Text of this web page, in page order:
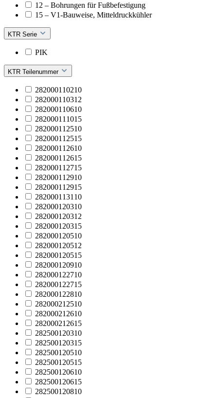
12 – Bohrungen für Fußbefestigung
15 – V1-Bauweise, Mitteldruckkühler
KTR Serie
PIK
KTR Teilenummer
282000110210
282000110312
282000110610
282000111015
282000112510
282000112515
282000112610
282000112615
282000112715
282000112910
282000112915
282000113110
282000120310
282000120312
282000120315
282000120510
282000120512
282000120515
282000120910
282000122710
282000122715
282000122810
282000212510
282000212610
282000212615
282500120310
282500120315
282500120510
282500120515
282500120610
282500120615
282500120810